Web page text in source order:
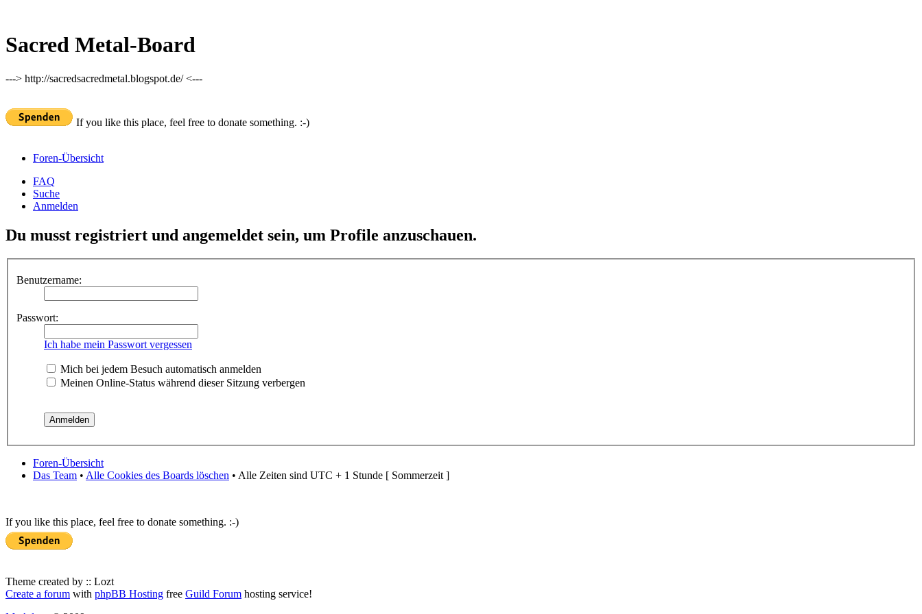
Sacred Metal-Board
---> http://sacredsacredmetal.blogspot.de/ <---
If you like this place, feel free to donate something. :-)
Foren-Übersicht
FAQ
Suche
Anmelden
Du musst registriert und angemeldet sein, um Profile anzuschauen.
Benutzername:
Passwort:
Ich habe mein Passwort vergessen
Mich bei jedem Besuch automatisch anmelden
Meinen Online-Status während dieser Sitzung verbergen
Foren-Übersicht
Das Team • Alle Cookies des Boards löschen • Alle Zeiten sind UTC + 1 Stunde [ Sommerzeit ]
If you like this place, feel free to donate something. :-)
Theme created by :: Lozt
Create a forum with phpBB Hosting free Guild Forum hosting service!